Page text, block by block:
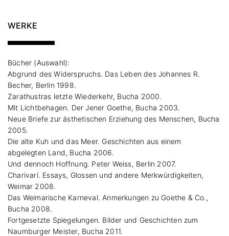
WERKE
Bücher (Auswahl):
Abgrund des Widerspruchs. Das Leben des Johannes R.
Becher, Berlin 1998.
Zarathustras letzte Wiederkehr, Bucha 2000.
Mit Lichtbehagen. Der Jener Goethe, Bucha 2003.
Neue Briefe zur ästhetischen Erziehung des Menschen, Bucha
2005.
Die alte Kuh und das Meer. Geschichten aus einem
abgelegten Land, Bucha 2006.
Und dennoch Hoffnung. Peter Weiss, Berlin 2007.
Charivari. Essays, Glossen und andere Merkwürdigkeiten,
Weimar 2008.
Das Weimarische Karneval. Anmerkungen zu Goethe & Co.,
Bucha 2008.
Fortgesetzte Spiegelungen. Bilder und Geschichten zum
Naumburger Meister, Bucha 2011.